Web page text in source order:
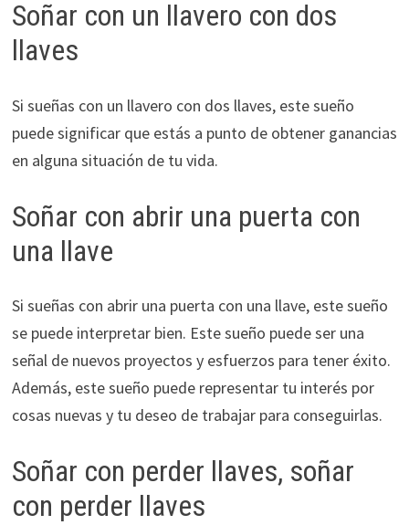
Soñar con un llavero con dos
llaves
Si sueñas con un llavero con dos llaves, este sueño
puede significar que estás a punto de obtener ganancias
en alguna situación de tu vida.
Soñar con abrir una puerta con
una llave
Si sueñas con abrir una puerta con una llave, este sueño
se puede interpretar bien. Este sueño puede ser una
señal de nuevos proyectos y esfuerzos para tener éxito.
Además, este sueño puede representar tu interés por
cosas nuevas y tu deseo de trabajar para conseguirlas.
Soñar con perder llaves, soñar
con perder llaves